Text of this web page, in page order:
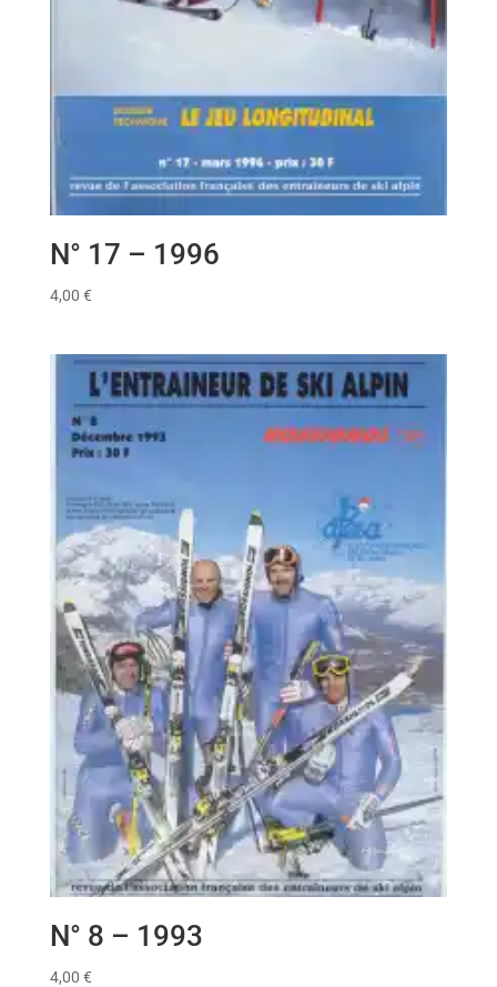
N° 17 – 1996
4,00 €
N° 8 – 1993
4,00 €